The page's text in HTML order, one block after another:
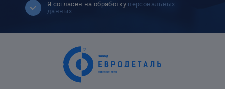
Я согласен на обработку персональных
данных